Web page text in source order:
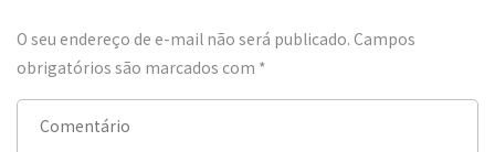
O seu endereço de e-mail não será publicado. Campos
obrigatórios são marcados com *